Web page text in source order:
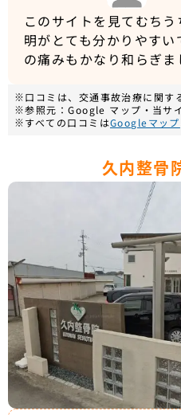
このサイトを見てむち
明がとても分かりやす
の痛みもかなり和らぎま
※口コミは、交通事故治療に関す
※参照元：Google マップ・当サ
※すべての口コミはGoogleマップ
久内整骨